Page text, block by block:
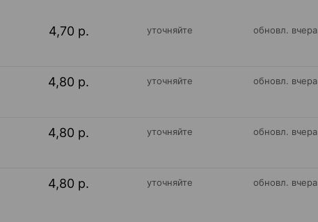
4,70 р. уточняйте обновл. вчера
4,80 р. уточняйте обновл. вчера
4,80 р. уточняйте обновл. вчера
4,80 р. уточняйте обновл. вчера